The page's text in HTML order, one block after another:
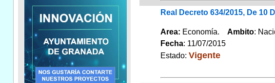
Real Decreto 634/2015, De
Area: Economía. Ambito:
Fecha: 11/07/2015
Estado: Vigente